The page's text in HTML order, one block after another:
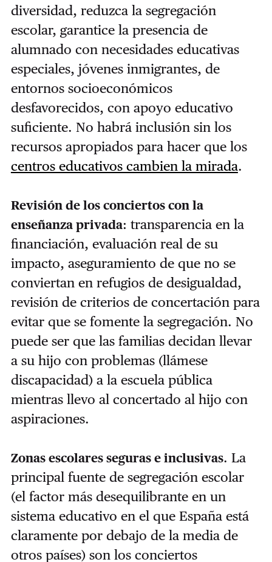
diversidad, reduzca la segregación
escolar, garantice la presencia de
alumnado con necesidades educativas
especiales, jóvenes inmigrantes, de
entornos socioeconómicos
desfavorecidos, con apoyo educativo
suficiente. No habrá inclusión sin los
recursos apropiados para hacer que los
centros educativos cambien la mirada.
Revisión de los conciertos con la
enseñanza privada: transparencia en la
financiación, evaluación real de su
impacto, aseguramiento de que no se
conviertan en refugios de desigualdad,
revisión de criterios de concertación para
evitar que se fomente la segregación. No
puede ser que las familias decidan llevar
a su hijo con problemas (llámese
discapacidad) a la escuela pública
mientras llevo al concertado al hijo con
aspiraciones.
Zonas escolares seguras e inclusivas. La
principal fuente de segregación escolar
(el factor más desequilibrante en un
sistema educativo en el que España está
claramente por debajo de la media de
otros países) son los conciertos